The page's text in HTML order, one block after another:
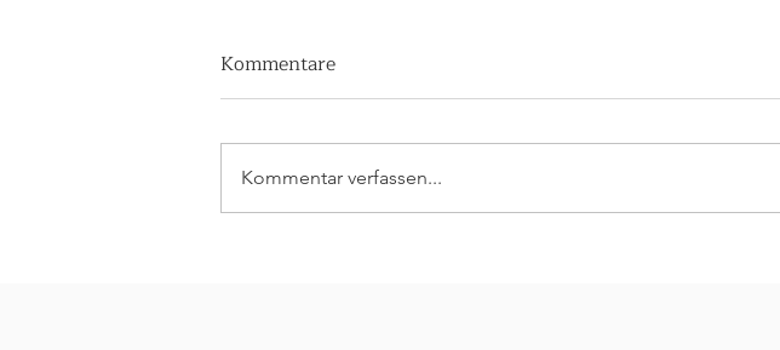
Kommentare
Kommentar verfassen...